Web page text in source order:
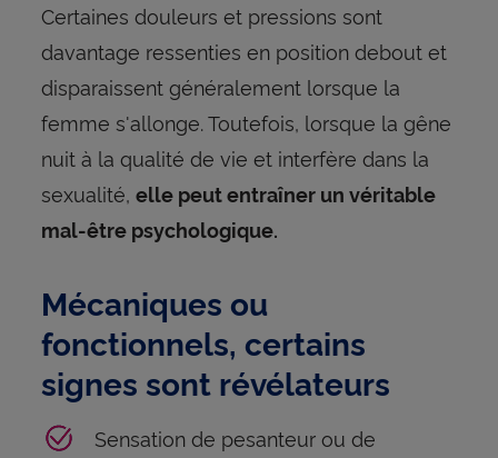
Certaines douleurs et pressions sont
davantage ressenties en position debout et
disparaissent généralement lorsque la
femme s'allonge. Toutefois, lorsque la gêne
nuit à la qualité de vie et interfère dans la
sexualité, elle peut entraîner un véritable
mal-être psychologique.
Mécaniques ou
fonctionnels, certains
signes sont révélateurs
Sensation de pesanteur ou de